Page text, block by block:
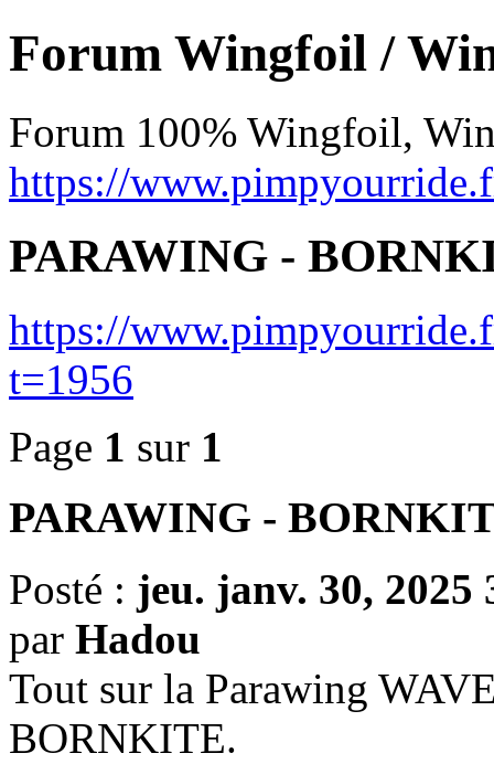
Forum Wingfoil /
Forum 100% Wingfoil,
https://
PARAWING -
https://
t=1956
Page 1 sur 1
PARAWING -
Posté : jeu. janv. 30, 2025
par Hadou
Tout sur la Parawing
BORNKITE.